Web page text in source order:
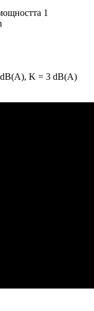
1
K = 3 dB(A)